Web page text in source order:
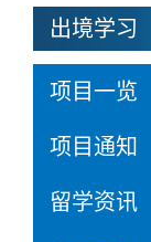
出境学习
项目一览
项目通知
留学资讯